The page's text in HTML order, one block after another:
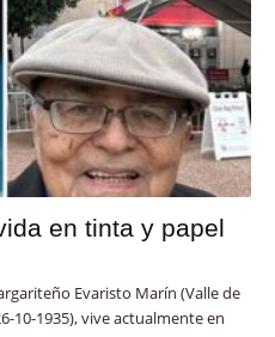
en tinta y papel
Evaristo Marín (Valle de
10-1935), vive actualmente en